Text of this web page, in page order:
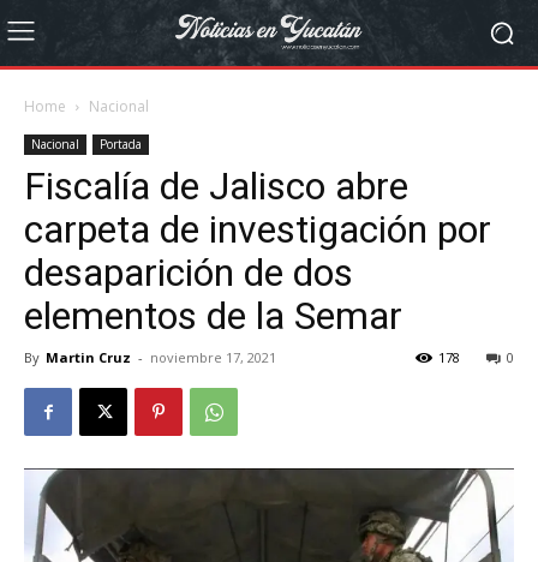
Home Nacional
Nacional Portada
Fiscalía de Jalisco abre
carpeta de investigación por
desaparición de dos
elementos de la Semar
By Martin Cruz - noviembre 17, 2021 0
178